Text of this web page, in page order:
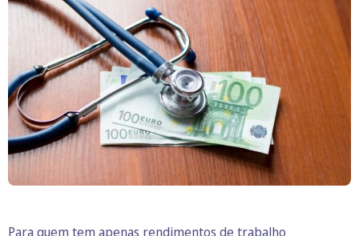
Para quem tem apenas rendimentos de trabalho